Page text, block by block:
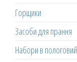
Горщики
Засоби для прання
Набори в пологовий